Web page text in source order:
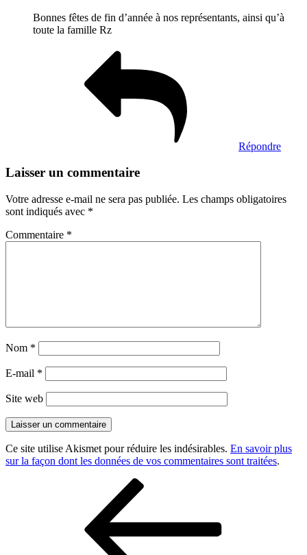
Bonnes fêtes de fin d’année à nos représentants, ainsi qu’à
toute la famille Rz
Répondre
Laisser un commentaire
Votre adresse e-mail ne sera pas publiée. Les champs obligatoires
sont indiqués avec *
Commentaire *
Nom *
E-mail *
Site web
Ce site utilise Akismet pour réduire les indésirables. En savoir plus
sur la façon dont les données de vos commentaires sont traitées.